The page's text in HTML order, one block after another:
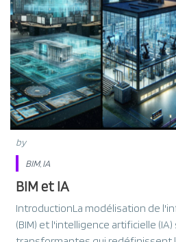
by
BIM,IA
BIM et IA
IntroductionLa modélisation de
(BIM) et l'intelligence artificielle